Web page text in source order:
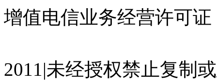
增值电信业务经营许可
2011|未经授权禁止复制